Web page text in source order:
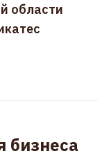
области
бизнеса